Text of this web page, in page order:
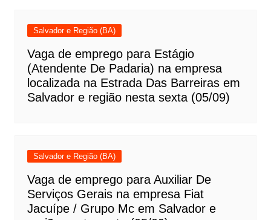
Salvador e Região (BA)
Vaga de emprego para Estágio
(Atendente De Padaria) na empresa
localizada na Estrada Das Barreiras em
Salvador e região nesta sexta (05/09)
Salvador e Região (BA)
Vaga de emprego para Auxiliar De
Serviços Gerais na empresa Fiat
Jacuípe / Grupo Mc em Salvador e